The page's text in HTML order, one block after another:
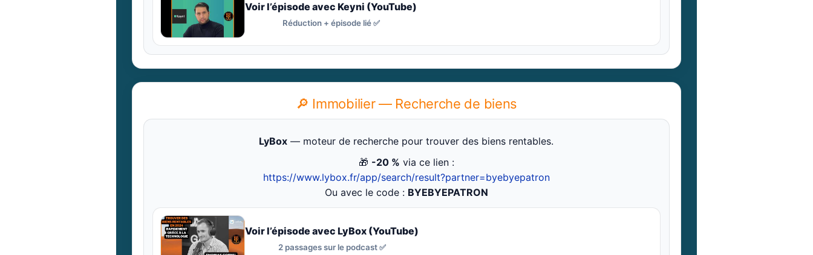
Voir l’épisode avec Keyni (YouTube)
Réduction + épisode lié ✅
🔎 Immobilier — Recherche de biens
LyBox — moteur de recherche pour trouver des biens rentables.
🎁 -20 % via ce lien :
https://www.lybox.fr/app/search/result?partner=byebyepatron
Ou avec le code : BYEBYEPATRON
Voir l’épisode avec LyBox (YouTube)
2 passages sur le podcast ✅